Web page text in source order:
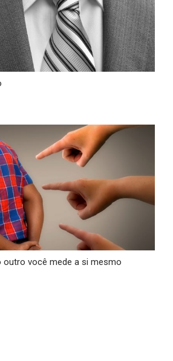
outro você mede a si mesmo